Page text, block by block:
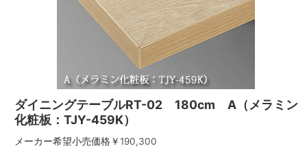
ダイニングテーブルRT-02 180cm A（メラミン
化粧板：TJY-459K）
メーカー希望小売価格￥190,300